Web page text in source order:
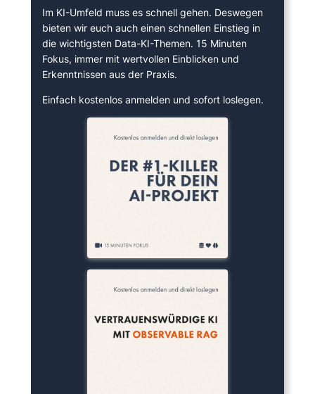
Im KI-Umfeld muss es schnell gehen. Deswegen
bieten wir euch auch einen schnellen Einstieg in
die wichtigsten Data-KI-Themen. 15 Minuten
Fokus, immer mit wertvollen Einblicken und
Erkenntnissen aus der Praxis.
Einfach kostenlos anmelden und sofort loslegen.